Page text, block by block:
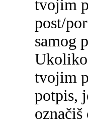
tvojim
post/
samog
Ukoliko
tvojim
potpis,